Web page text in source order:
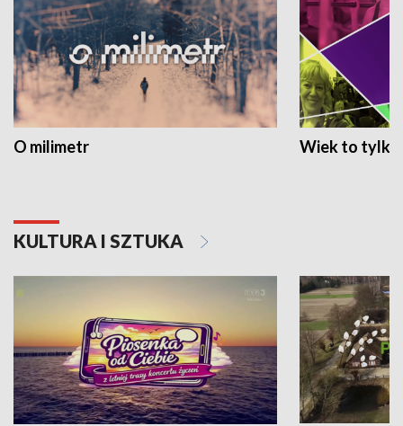
O milimetr Wiek to tylko
KULTURA I SZTUKA